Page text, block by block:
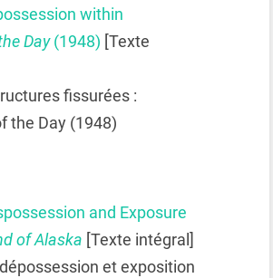
within
Day(1948) [Texte
fissurées :
the Day (1948)
and Exposure
of Alaska [Texte intégral]
et exposition